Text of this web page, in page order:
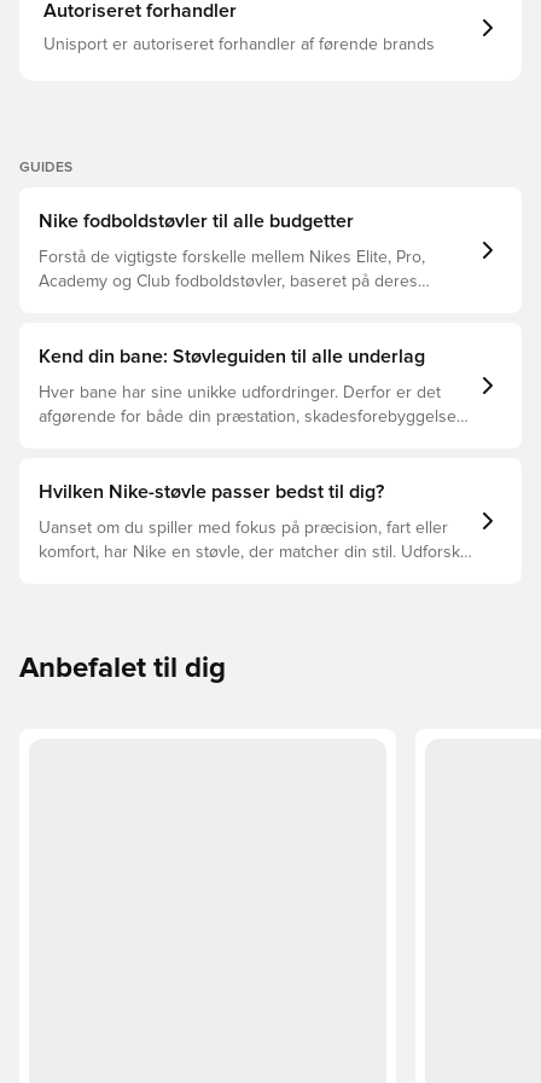
Autoriseret forhandler
Unisport er autoriseret forhandler af førende brands
GUIDES
Nike fodboldstøvler til alle budgetter
Forstå de vigtigste forskelle mellem Nikes Elite, Pro,
Academy og Club fodboldstøvler, baseret på deres
Kend din bane: Støvleguiden til alle underlag
Hver bane har sine unikke udfordringer. Derfor er det
afgørende for både din præstation, skadesforebyggelse
støvler der er det bedste valg til de forskellige typer
Hvilken Nike-støvle passer bedst til dig?
Uanset om du spiller med fokus på præcision, fart eller
komfort, har Nike en støvle, der matcher din stil. Udforsk
Anbefalet til dig